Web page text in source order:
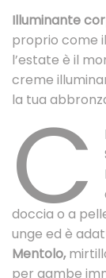
Illuminante
proprio come
l’estate è il
creme
la tua
C
doccia o a
unge ed è
Mentolo,
per gambe